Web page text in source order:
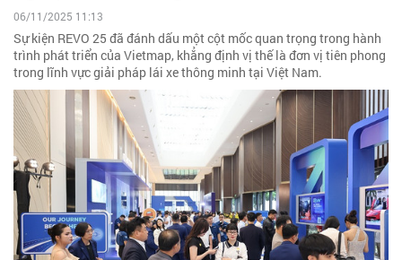
06/11/2025 11:13
Sự kiện REVO 25 đã đánh dấu một cột mốc quan trọng trong hành
trình phát triển của Vietmap, khẳng định vị thế là đơn vị tiên phong
trong lĩnh vực giải pháp lái xe thông minh tại Việt Nam.